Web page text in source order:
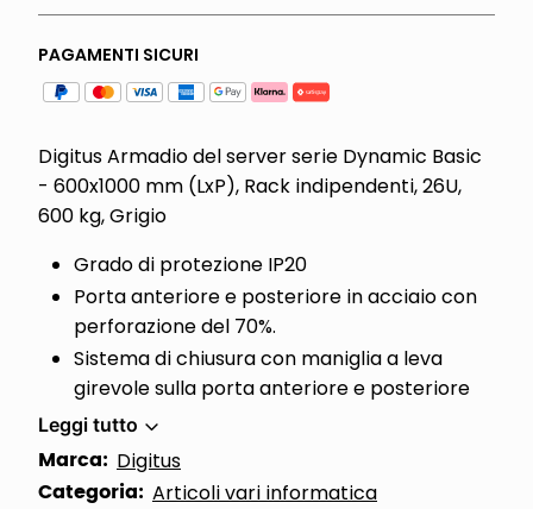
PAGAMENTI SICURI
Digitus Armadio del server serie Dynamic Basic
- 600x1000 mm (LxP), Rack indipendenti, 26U,
600 kg, Grigio
Grado di protezione IP20
Porta anteriore e posteriore in acciaio con
perforazione del 70%.
Sistema di chiusura con maniglia a leva
girevole sulla porta anteriore e posteriore
Leggi tutto
Marca: Digitus
Categoria: Articoli vari informatica